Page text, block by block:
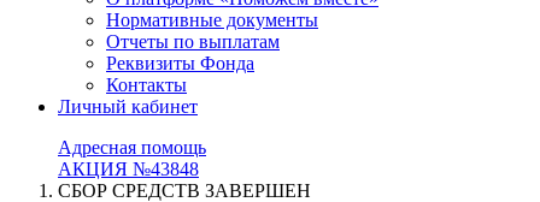
Нормативные документы
Отчеты по выплатам
Реквизиты Фонда
Контакты
Личный кабинет
Адресная помощь
АКЦИЯ №43848
СБОР СРЕДСТВ ЗАВЕРШЕН